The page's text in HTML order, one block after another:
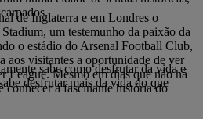
de Inglaterra e em Londres o
um testemunho da paixão da
o estádio do Arsenal Football Club,
aos visitantes a oportunidade de ver
League. Mesmo em dias que não há
conhecer a fascinante história do
sabe como desfrutar da vida e
desfrutar mais da vida do que